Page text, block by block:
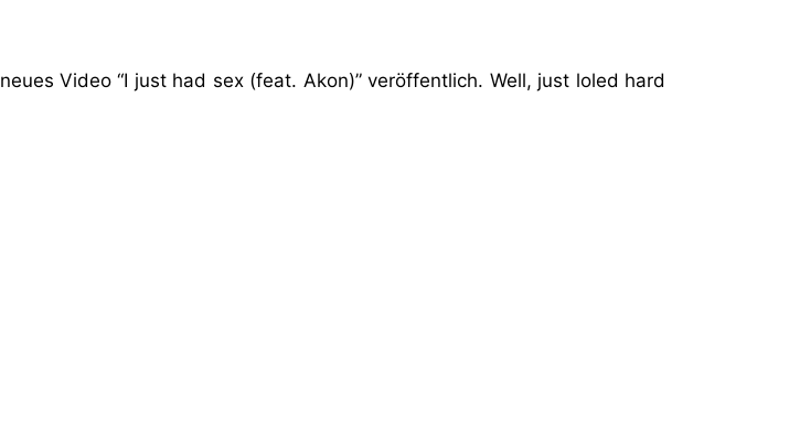
Video “I just had sex (feat. Akon)” veröffentlich. Well, just loled hard